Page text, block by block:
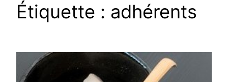
Étiquette : adhérents